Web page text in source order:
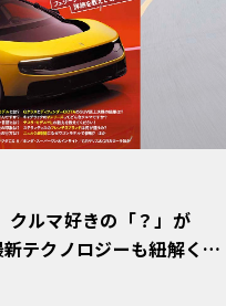
クルマ好きの「？」が
新テクノロジーも紐解く